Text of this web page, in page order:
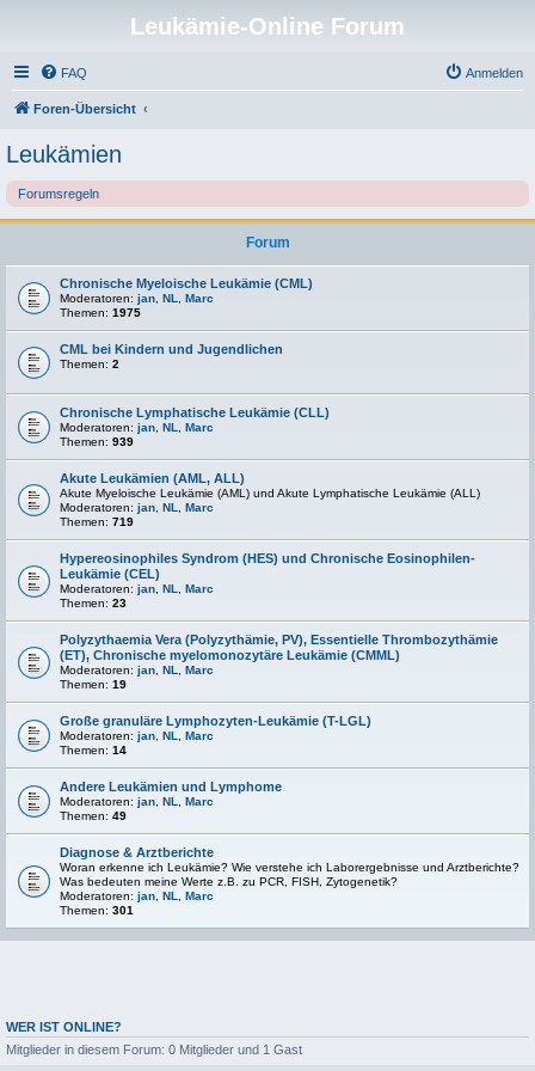
Leukämie-Online Forum
FAQ Anmelden
Foren-Übersicht
Leukämien
Forumsregeln
Forum
Chronische Myeloische Leukämie (CML)
Moderatoren: jan NL
Marc
Themen: 1975
CML bei Kindern und Jugendlichen
Themen: 2
Chronische Lymphatische Leukämie (CLL)
Moderatoren: jan NL
Marc
Themen: 939
Akute Leukämien (AML, ALL)
Akute Myeloische Leukämie (AML) und Akute Lymphatische Leukämie (ALL)
Moderatoren: jan NL
Marc
Themen: 719
Hypereosinophiles Syndrom (HES) und Chronische Eosinophilen-
Leukämie (CEL)
Moderatoren: jan NL
Marc
Themen: 23
Polyzythaemia Vera (Polyzythämie, PV), Essentielle Thrombozythämie
(ET), Chronische myelomonozytäre Leukämie (CMML)
Moderatoren: jan NL
Marc
Themen: 19
Große granuläre Lymphozyten-Leukämie (T-LGL)
Moderatoren: jan NL
Marc
Themen: 14
Andere Leukämien und Lymphome
Moderatoren: jan NL
Marc
Themen: 49
Diagnose & Arztberichte
Woran erkenne ich Leukämie? Wie verstehe ich Laborergebnisse und Arztberichte?
Was bedeuten meine Werte z.B. zu PCR, FISH, Zytogenetik?
Moderatoren: jan NL
Marc
Themen: 301
WER IST ONLINE?
Mitglieder in diesem Forum: 0 Mitglieder und 1 Gast